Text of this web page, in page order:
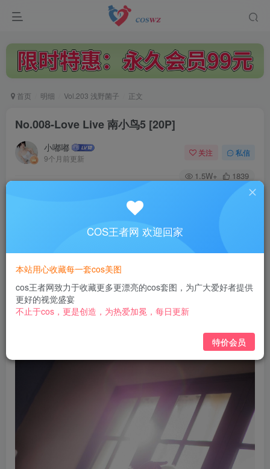
首页 明细 Vol.203 浅野菌子 正文
No.008-Love Live 南小鸟5 [20P]
小嘟嘟
9个月前更新
关注 私信
1.5W+ 1839
No.008-Love Live 南小鸟5 [20P]
此内容为付费阅读，请付费后查看
3
黄金会员免费 钻石会员 免费
立即购买
COS王者网 欢迎回家
本站用心收藏每一套cos美图
cos王者网致力于收藏更多更漂亮的cos套图，为广大爱好者提供
更好的视觉盛宴
不止于cos，更是创造，为热爱加冕，每日更新
特价会员